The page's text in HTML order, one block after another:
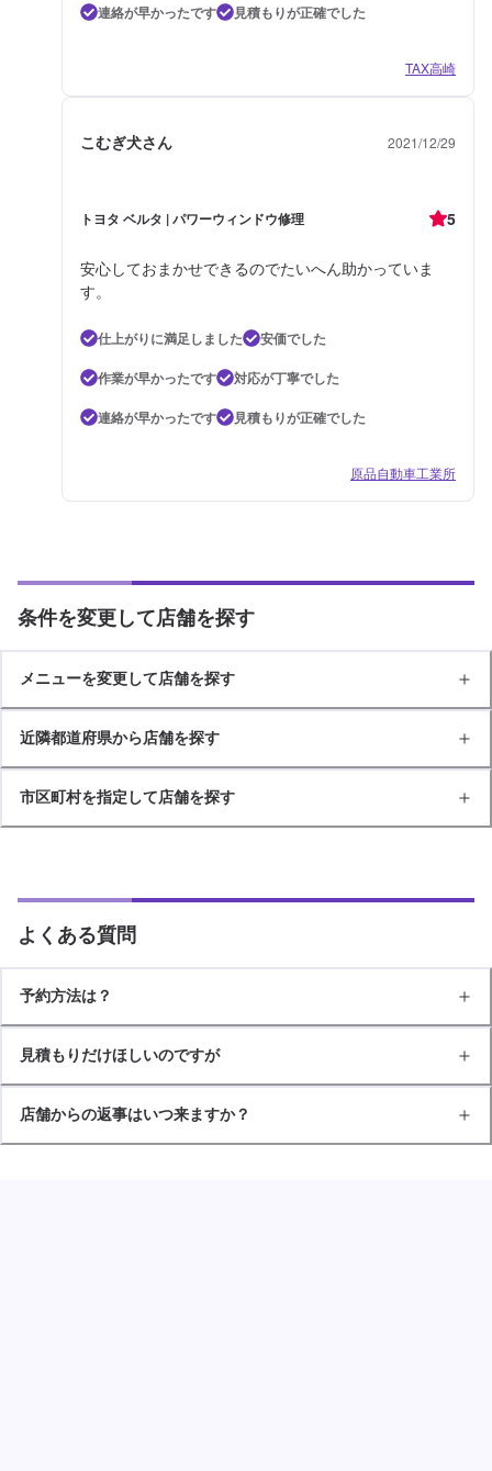
連絡が早かったです
見積もりが正確でした
TAX高崎
こむぎ犬さん 2021/12/29
トヨタ ベルタ | パワーウィンドウ修理 5
安心しておまかせできるのでたいへん助かっていま
す。
仕上がりに満足しました
安価でした
作業が早かったです
対応が丁寧でした
連絡が早かったです
見積もりが正確でした
原品自動車工業所
条件を変更して店舗を探す
メニューを変更して店舗を探す
近隣都道府県から店舗を探す
市区町村を指定して店舗を探す
よくある質問
予約方法は？
見積もりだけほしいのですが
店舗からの返事はいつ来ますか？